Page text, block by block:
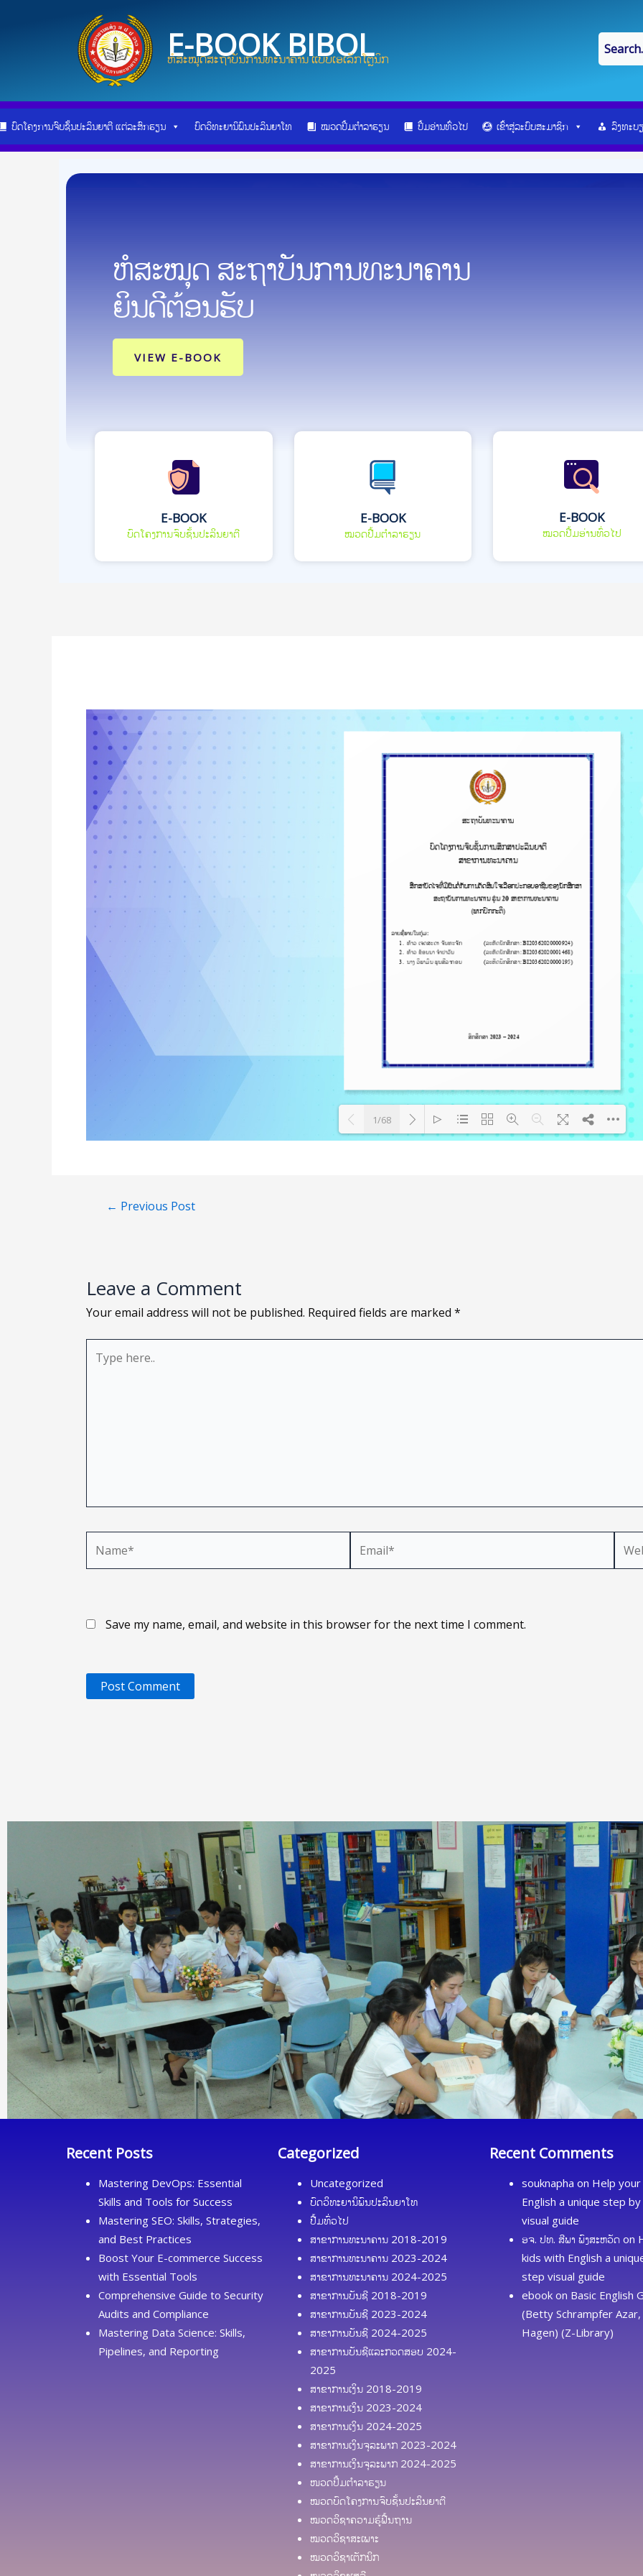
E-BOOK BIBOL
ຫໍສະໝຸດສະຖາບັນການທະນາຄານ ແບບເອເລັກໂຕຼນິກ
ບົດໂຄງການຈົບຊັ້ນປະລິນຍາຕີ ແຕ່ລະສົກຮຽນ ບົດວິທະຍານິພົນປະລິນຍາໂທ ໝວດປື້ມຕຳລາຮຽນ ປື້ມອ່ານທົ່ວໄປ ເຂົ້າສູ່ລະບົບສະມາຊິກ ລົງທະບ
ຫໍສະໝຸດ ສະຖາບັນການທະນາຄານ
ຍິນດີຕ້ອນຮັບ
VIEW E-BOOK
E-BOOK
ບົດໂຄງການຈົບຊັ້ນປະລິນຍາຕີ
E-BOOK
ໝວດປື້ມຕຳລາຮຽນ
E-BOOK
ໝວດປື້ມອ່ານທົ່ວໄປ
1/68
navigation
← Previous Post
Leave a Comment
Your email address will not be published. Required fields are marked *
here..
Save my name, email, and website in this browser for the next time I comment.
Recent Posts
Mastering DevOps: Essential
Skills and Tools for Success
Mastering SEO: Skills, Strategies,
and Best Practices
Boost Your E-commerce Success
with Essential Tools
Comprehensive Guide to Security
Audits and Compliance
Mastering Data Science: Skills,
Pipelines, and Reporting
Categorized
Uncategorized
ບົດວິທະຍານິພົນປະລິນຍາໂທ
ປື້ມທົ່ວໄປ
ສາຂາການທະນາຄານ 2018-2019
ສາຂາການທະນາຄານ 2023-2024
ສາຂາການທະນາຄານ 2024-2025
ສາຂາການບັນຊີ 2018-2019
ສາຂາການບັນຊີ 2023-2024
ສາຂາການບັນຊີ 2024-2025
ສາຂາການບັນຊີແລະກວດສອບ 2024-
2025
ສາຂາການເງິນ 2018-2019
ສາຂາການເງິນ 2023-2024
ສາຂາການເງິນ 2024-2025
ສາຂາການເງິນຈຸລະພາກ 2023-2024
ສາຂາການເງິນຈຸລະພາກ 2024-2025
ໜວດປຶ້ມຕຳລາຮຽນ
ໝວດບົດໂຄງການຈົບຊັ້ນປະລິນຍາຕີ
ໝວດວິຊາຄວາມຮູ້ຟື້ນຖານ
ໝວດວິຊາສະເພາະ
ໝວດວິຊາເຕັກນິກ
Recent Comments
souknapha on Help
English a unique step
visual guide
ອຈ. ປທ. ສີພາ ພົງສະຫວັດ on
kids with English a
step visual guide
ebook on Basic English
(Betty Schrampfer Azar,
Hagen) (Z-Library)